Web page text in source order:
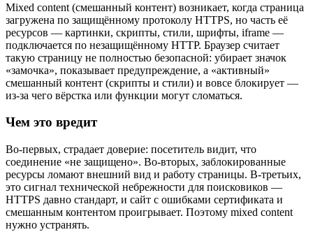
Mixed content (смешанный контент) возникает, когда страница
загружена по защищённому протоколу HTTPS, но часть её
ресурсов — картинки, скрипты, стили, шрифты, iframe —
подключается по незащищённому HTTP. Браузер считает
такую страницу не полностью безопасной: убирает значок
«замочка», показывает предупреждение, а «активный»
смешанный контент (скрипты и стили) и вовсе блокирует —
из-за чего вёрстка или функции могут сломаться.
Чем это вредит
Во-первых, страдает доверие: посетитель видит, что
соединение «не защищено». Во-вторых, заблокированные
ресурсы ломают внешний вид и работу страницы. В-третьих,
это сигнал технической небрежности для поисковиков —
HTTPS давно стандарт, и сайт с ошибками сертификата и
смешанным контентом проигрывает. Поэтому mixed content
нужно устранять.